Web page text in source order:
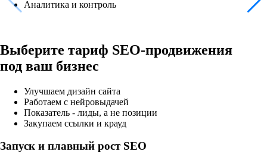
Аналитика и контроль
Выберите тариф SEO-продвижения
под ваш бизнес
Улучшаем дизайн сайта
Работаем с нейровыдачей
Показатель - лиды, а не позиции
Закупаем ссылки и крауд
Запуск и плавный рост SEO